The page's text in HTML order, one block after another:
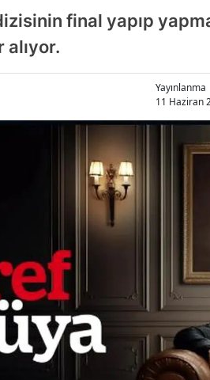
final yapıp
alıyor.
Yayınlanma
11 Haziran